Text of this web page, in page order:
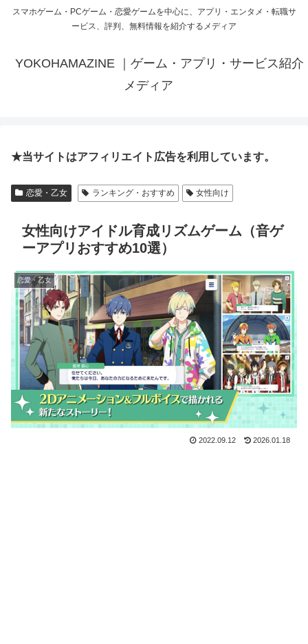
スマホゲーム・PCゲーム・恋愛ゲームを中心に、アプリ・エンタメ・転職サ
ービス、評判、無料情報を紹介するメディア
YOKOHAMAZINE ｜ゲーム・アプリ・サービス紹介
メディア
★当サイトはアフィリエイト広告を利用しています。
恋愛・乙女 ランキング・おすすめ 女性向け
女性向けアイドル育成リズムゲーム（音ゲ
ーアプリおすすめ10選）
恋愛・乙女
2022.09.12 2026.01.18